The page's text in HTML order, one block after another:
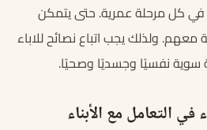
في كل مرحلة عمرية. حتى يتمكن
معهم. ولذلك يجب اتباع نصائح للاباء
سوية نفسيًا وجسديًا وصحيًا.
في التعامل مع الأبناء